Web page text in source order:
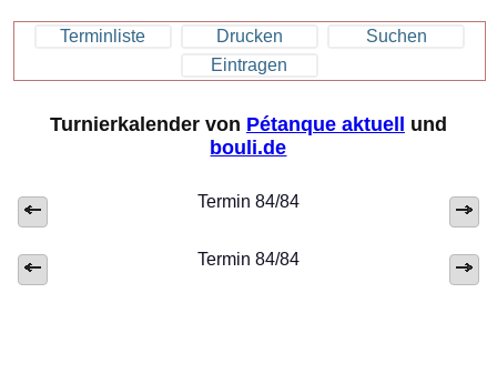
Terminliste Drucken
Suchen
Eintragen
Turnierkalender von Pétanque aktuell und
bouli.de
Termin 84/84
Termin 84/84